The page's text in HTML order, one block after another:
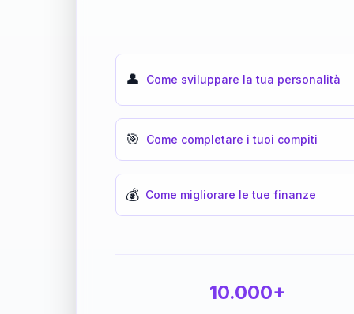
👤 Come sviluppare la tua personalità
🎯 Come completare i tuoi compiti
💰 Come migliorare le tue finanze
10.000+